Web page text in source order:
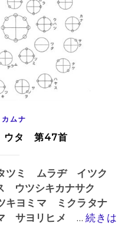
カムナ
ウタ 第47首
ウツシキカナサク
ヨミマ ミクラタナ
サヨリヒメ ... 続きは